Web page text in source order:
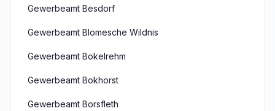
Gewerbeamt Besdorf
Gewerbeamt Blomesche Wildnis
Gewerbeamt Bokelrehm
Gewerbeamt Bokhorst
Gewerbeamt Borsfleth